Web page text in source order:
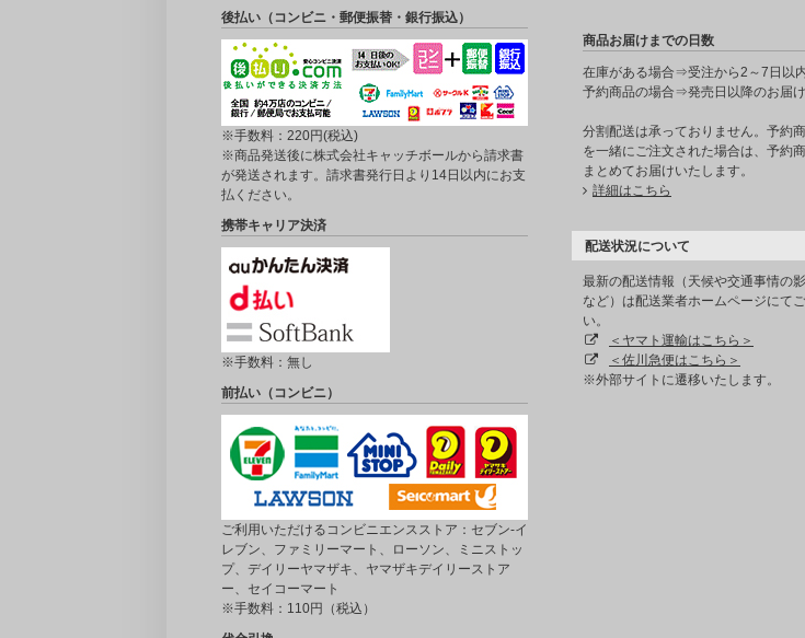
後払い（コンビニ・郵便振替・銀行振込）
※手数料：220円(税込)
※商品発送後に株式会社キャッチボールから請求書
が発送されます。請求書発行日より14日以内にお支
払ください。
携帯キャリア決済
※手数料：無し
前払い（コンビニ）
ご利用いただけるコンビニエンスストア：セブン-イ
レブン、ファミリーマート、ローソン、ミニストッ
プ、デイリーヤマザキ、ヤマザキデイリーストア
ー、セイコーマート
※手数料：110円（税込）
商品お届けまでの日数
在庫がある場合⇒受注から2～7日以
予約商品の場合⇒発売日以降のお届け
分割配送は承っておりません。予約
を一緒にご注文された場合は、予約
まとめてお届けいたします。
詳細はこちら
配送状況について
最新の配送情報（天候や交通事情の
など）は配送業者ホームページにて
い。
＜ヤマト運輸はこちら＞
＜佐川急便はこちら＞
※外部サイトに遷移いたします。